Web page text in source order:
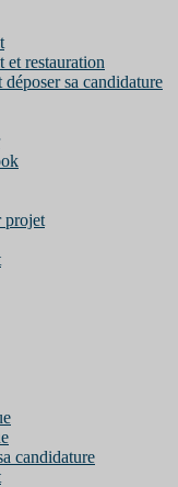
et restauration
sa candidature
projet
candidature